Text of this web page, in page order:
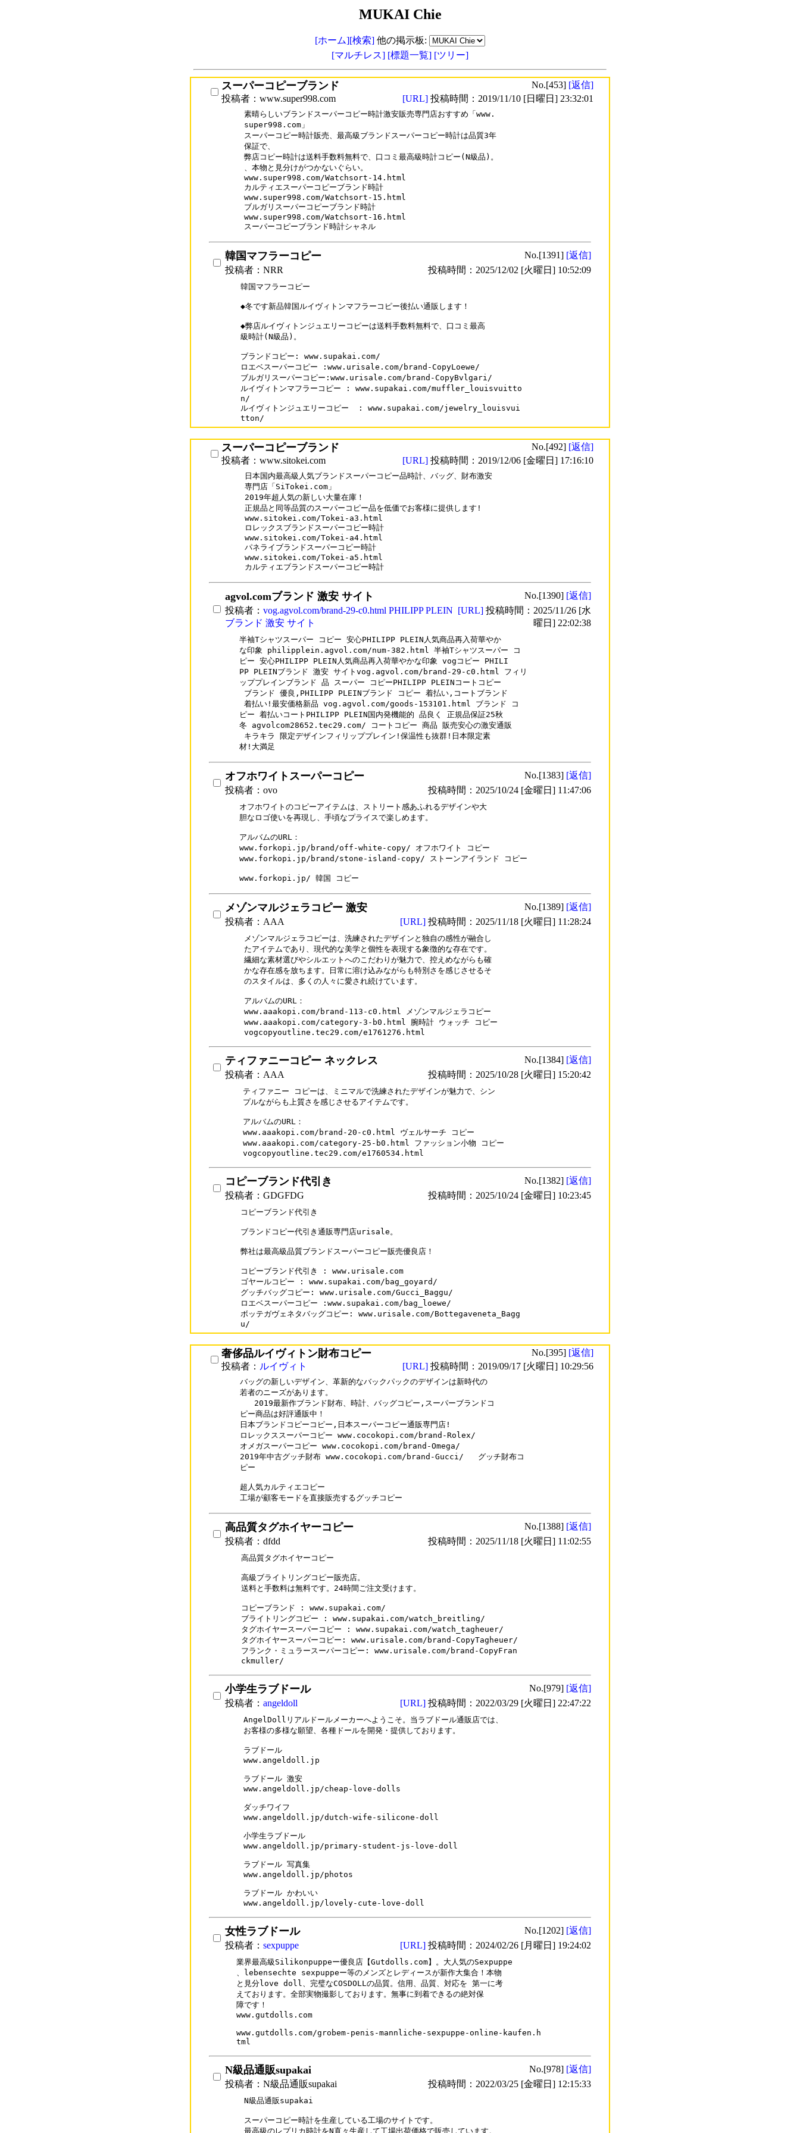
MUKAI Chie
[ホーム][検索] 他の掲示板:
[マルチレス] [標題一覧] [ツリー]
スーパーコピーブランド No.[453] [返信]
投稿者：www.super998.com
[URL] 投稿時間：2019/11/10 [日曜日] 23:32:01
素晴らしいブランドスーパーコピー時計激安販売専門店おすすめ「www.
super998.com」
スーパーコピー時計販売、最高級ブランドスーパーコピー時計は品質3年
保証で、
弊店コピー時計は送料手数料無料で、口コミ最高級時計コピー(N級品)。
、本物と見分けがつかないぐらい。
www.super998.com/Watchsort-14.html
カルティエスーパーコピーブランド時計
www.super998.com/Watchsort-15.html
ブルガリスーパーコピーブランド時計
www.super998.com/Watchsort-16.html
スーパーコピーブランド時計シャネル
韓国マフラーコピー No.[1391] [返信]
投稿者：NRR
投稿時間：2025/12/02 [火曜日] 10:52:09
韓国マフラーコピー
◆冬です新品韓国ルイヴィトンマフラーコピー後払い通販します！
◆弊店ルイヴィトンジュエリーコピーは送料手数料無料で、口コミ最高
級時計(N級品)。
ブランドコピー: www.supakai.com/
ロエベスーパーコピー :www.urisale.com/brand-CopyLoewe/
ブルガリスーパーコピー:www.urisale.com/brand-CopyBvlgari/
ルイヴィトンマフラーコピー : www.supakai.com/muffler_louisvuitto
n/
ルイヴィトンジュエリーコピー  : www.supakai.com/jewelry_louisvui
スーパーコピーブランド No.[492] [返信]
投稿者：www.sitokei.com
[URL] 投稿時間：2019/12/06 [金曜日] 17:16:10
日本国内最高級人気ブランドスーパーコピー品時計、バッグ、財布激安
専門店「SiTokei.com」
2019年超人気の新しい大量在庫！
正規品と同等品質のスーパーコピー品を低価でお客様に提供します!
www.sitokei.com/Tokei-a3.html
ロレックスブランドスーパーコピー時計
www.sitokei.com/Tokei-a4.html
パネライブランドスーパーコピー時計
www.sitokei.com/Tokei-a5.html
カルティエブランドスーパーコピー時計
agvol.comブランド 激安 サイト No.[1390] [返信]
投稿者： vog.agvol.com/brand-29-c0.html PHILIPP PLEIN
ブランド 激安 サイト
[URL] 投稿時間：2025/11/26 [水
曜日] 22:02:38
半袖Tシャツスーパー コピー 安心PHILIPP PLEIN人気商品再入荷華やか
な印象 philipplein.agvol.com/num-382.html 半袖Tシャツスーパー コ
ピー 安心PHILIPP PLEIN人気商品再入荷華やかな印象 vogコピー PHILI
PP PLEINブランド 激安 サイトvog.agvol.com/brand-29-c0.html フィリ
ッププレインブランド 品 スーパー コピーPHILIPP PLEINコートコピー
ブランド 優良,PHILIPP PLEINブランド コピー 着払い,コートブランド
着払い!最安価格新品 vog.agvol.com/goods-153101.html ブランド コ
ピー 着払いコートPHILIPP PLEIN国内発機能的 品良く 正規品保証25秋
冬 agvolcom28652.tec29.com/ コートコピー 商品 販売安心の激安通販
キラキラ 限定デザインフィリッププレイン!保温性も抜群!日本限定素
材!大満足
オフホワイトスーパーコピー No.[1383] [返信]
投稿者：ovo
投稿時間：2025/10/24 [金曜日] 11:47:06
オフホワイトのコピーアイテムは、ストリート感あふれるデザインや大
胆なロゴ使いを再現し、手頃なプライスで楽しめます。
アルバムのURL：
www.forkopi.jp/brand/off-white-copy/ オフホワイト コピー
www.forkopi.jp/brand/stone-island-copy/ ストーンアイランド コピー
www.forkopi.jp/ 韓国 コピー
メゾンマルジェラコピー 激安 No.[1389] [返信]
投稿者：AAA
[URL] 投稿時間：2025/11/18 [火曜日] 11:28:24
メゾンマルジェラコピーは、洗練されたデザインと独自の感性が融合し
たアイテムであり、現代的な美学と個性を表現する象徴的な存在です。
繊細な素材選びやシルエットへのこだわりが魅力で、控えめながらも確
かな存在感を放ちます。日常に溶け込みながらも特別さを感じさせるそ
のスタイルは、多くの人々に愛され続けています。
アルバムのURL：
www.aaakopi.com/brand-113-c0.html メゾンマルジェラコピー
www.aaakopi.com/category-3-b0.html 腕時計 ウォッチ コピー
vogcopyoutline.tec29.com/e1761276.html
ティファニーコピー ネックレス No.[1384] [返信]
投稿者：AAA
投稿時間：2025/10/28 [火曜日] 15:20:42
ティファニー コピーは、ミニマルで洗練されたデザインが魅力で、シン
プルながらも上質さを感じさせるアイテムです。
アルバムのURL：
www.aaakopi.com/brand-20-c0.html ヴェルサーチ コピー
www.aaakopi.com/category-25-b0.html ファッション小物 コピー
vogcopyoutline.tec29.com/e1760534.html
コピーブランド代引き No.[1382] [返信]
投稿者：GDGFDG
投稿時間：2025/10/24 [金曜日] 10:23:45
コピーブランド代引き
ブランドコピー代引き通販専門店urisale。
弊社は最高級品質ブランドスーパーコピー販売優良店！
コピーブランド代引き : www.urisale.com
ゴヤールコピー : www.supakai.com/bag_goyard/
グッチバッグコピー: www.urisale.com/Gucci_Baggu/
ロエベスーパーコピー :www.supakai.com/bag_loewe/
ボッテガヴェネタバッグコピー: www.urisale.com/Bottegaveneta_Bagg
奢侈品ルイヴィトン財布コピー No.[395] [返信]
投稿者： ルイヴィト [URL] 投稿時間：2019/09/17 [火曜日] 10:29:56
バッグの新しいデザイン、革新的なバックパックのデザインは新時代の
若者のニーズがあります。
   2019最新作ブランド財布、時計、バッグコピー,スーパーブランドコ
ピー商品は好評通販中！
日本ブランドコピーコピー,日本スーパーコピー通販専門店!
ロレックススーパーコピー www.cocokopi.com/brand-Rolex/
オメガスーパーコピー www.cocokopi.com/brand-Omega/
2019年中古グッチ財布 www.cocokopi.com/brand-Gucci/   グッチ財布コ
ピー
超人気カルティエコピー
高品質タグホイヤーコピー No.[1388] [返信]
投稿者：dfdd
投稿時間：2025/11/18 [火曜日] 11:02:55
高品質タグホイヤーコピー
高級ブライトリングコピー販売店。
送料と手数料は無料です。24時間ご注文受けます。
コピーブランド : www.supakai.com/
ブライトリングコピー : www.supakai.com/watch_breitling/
タグホイヤースーパーコピー : www.supakai.com/watch_tagheuer/
タグホイヤースーパーコピー: www.urisale.com/brand-CopyTagheuer/
フランク・ミュラースーパーコピー: www.urisale.com/brand-CopyFran
ckmuller/
小学生ラブドール No.[979] [返信]
投稿者： angeldoll [URL] 投稿時間：2022/03/29 [火曜日] 22:47:22
AngelDollリアルドールメーカーへようこそ。当ラブドール通販店では、
お客様の多様な願望、各種ドールを開発・提供しております。
ラブドール
www.angeldoll.jp
ラブドール 激安
www.angeldoll.jp/cheap-love-dolls
ダッチワイフ
www.angeldoll.jp/dutch-wife-silicone-doll
小学生ラブドール
www.angeldoll.jp/primary-student-js-love-doll
ラブドール 写真集
www.angeldoll.jp/photos
ラブドール かわいい
www.angeldoll.jp/lovely-cute-love-doll
女性ラブドール No.[1202] [返信]
投稿者： sexpuppe [URL] 投稿時間：2024/02/26 [月曜日] 19:24:02
業界最高級Silikonpuppeー優良店【Gutdolls.com】。大人気のSexpuppe
、lebensechte sexpuppeー等のメンズとレディースが新作大集合！本物
と見分love doll、完璧なCOSDOLLの品質。信用、品質、対応を 第一に考
えております。全部実物撮影しております。無事に到着できるの絶対保
障です！
www.gutdolls.com
www.gutdolls.com/grobem-penis-mannliche-sexpuppe-online-kaufen.h
N級品通販supakai No.[978] [返信]
投稿者：N級品通販supakai
投稿時間：2022/03/25 [金曜日] 12:15:33
N級品通販supakai
スーパーコピー時計を生産している工場のサイトです。
最高級のレプリカ時計をN直々生産して工場出荷価格で販売しています。